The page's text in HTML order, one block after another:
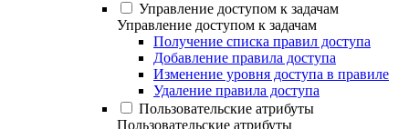
Управление доступом к задачам
Управление доступом к задачам
Получение списка правил доступа
Добавление правила доступа
Изменение уровня доступа в правиле
Удаление правила доступа
Пользовательские атрибуты
Пользовательские атрибуты